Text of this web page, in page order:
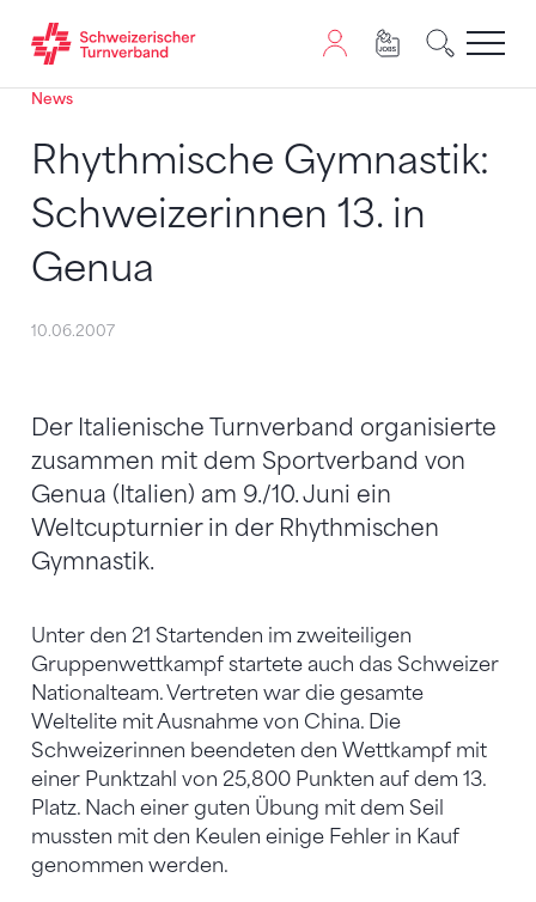
Zum Inhalt springen
Zur Sitemap navigieren
Zum Navigieren dieser Seite wird JavaScript benötigt.
News
Rhythmische Gymnastik:
Schweizerinnen 13. in
Genua
10.06.2007
Der Italienische Turnverband organisierte
zusammen mit dem Sportverband von
Genua (Italien) am 9./10. Juni ein
Weltcupturnier in der Rhythmischen
Gymnastik.
Unter den 21 Startenden im zweiteiligen
Gruppenwettkampf startete auch das Schweizer
Nationalteam. Vertreten war die gesamte
Weltelite mit Ausnahme von China. Die
Schweizerinnen beendeten den Wettkampf mit
einer Punktzahl von 25,800 Punkten auf dem 13.
Platz. Nach einer guten Übung mit dem Seil
mussten mit den Keulen einige Fehler in Kauf
genommen werden.